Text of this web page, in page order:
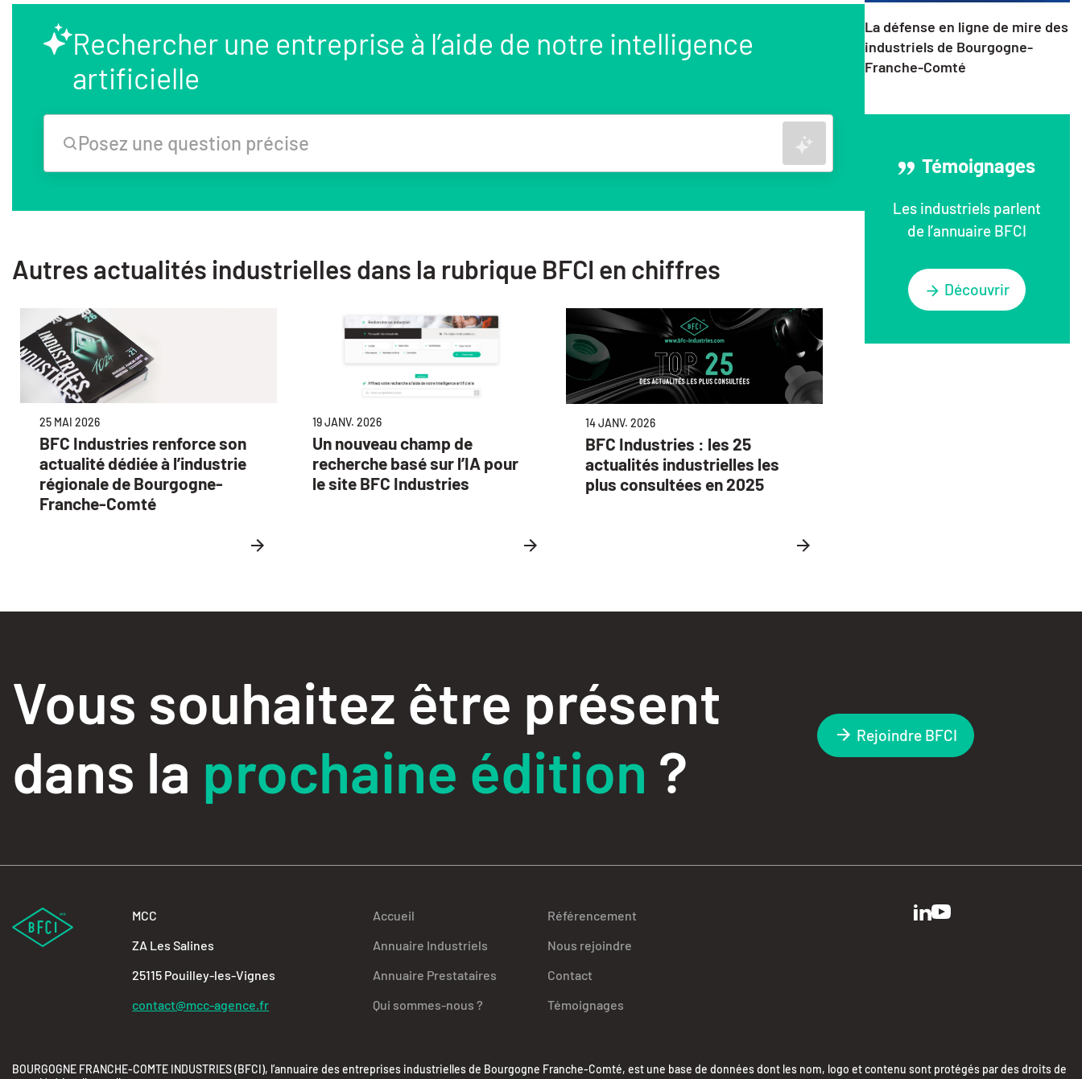
Rechercher une entreprise à l’aide de notre intelligence
artificielle
Posez une question précise
Rechercher
Autres actualités industrielles dans la rubrique BFCI en chiffres
25 MAI 2026
BFC Industries renforce son
actualité dédiée à l’industrie
régionale de Bourgogne-
Franche-Comté
19 JANV. 2026
Un nouveau champ de
recherche basé sur l’IA pour
le site BFC Industries
14 JANV. 2026
BFC Industries : les 25
actualités industrielles les
plus consultées en 2025
La défense en ligne de mire des
industriels de Bourgogne-
Franche-Comté
Témoignages
Les industriels parlent
de l’annuaire BFCI
Découvrir
Vous souhaitez être présent
dans la prochaine édition ?
Rejoindre BFCI
MCC
ZA Les Salines
25115 Pouilley-les-Vignes
contact@mcc-agence.fr
Accueil
Annuaire Industriels
Annuaire Prestataires
Qui sommes-nous ?
Référencement
Nous rejoindre
Contact
Témoignages
BOURGOGNE FRANCHE-COMTE INDUSTRIES (BFCI), l’annuaire des entreprises industrielles de Bourgogne Franche-Comté, est une base de données dont les nom, logo et contenu sont protégés par des droits de